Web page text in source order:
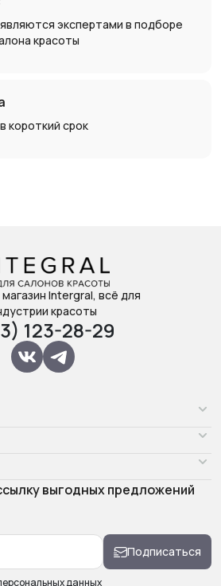
экспертами в подборе
красоты
короткий срок
Intergral, всё для
красоты
123-28-29
выгодных предложений
Подписаться
данных